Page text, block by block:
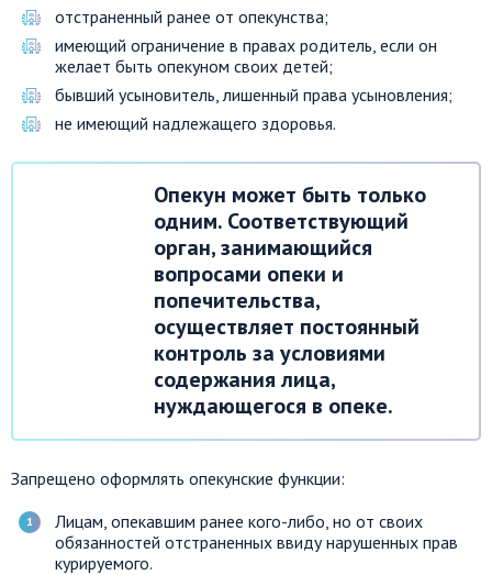
отстраненный ранее от опекунства;
имеющий ограничение в правах родитель, если он
желает быть опекуном своих детей;
бывший усыновитель, лишенный права усыновления;
не имеющий надлежащего здоровья.
Опекун может быть только
одним. Соответствующий
орган, занимающийся
вопросами опеки и
попечительства,
осуществляет постоянный
контроль за условиями
содержания лица,
нуждающегося в опеке.
Запрещено оформлять опекунские функции:
Лицам, опекавшим ранее кого-либо, но от своих
обязанностей отстраненных ввиду нарушенных прав
курируемого.